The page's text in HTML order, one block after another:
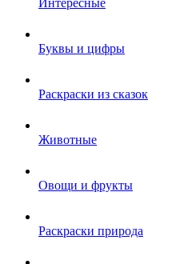
Интересные
Буквы и цифры
Раскраски из сказок
Животные
Овощи и фрукты
Раскраски природа